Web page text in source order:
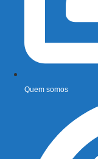
Quem somos